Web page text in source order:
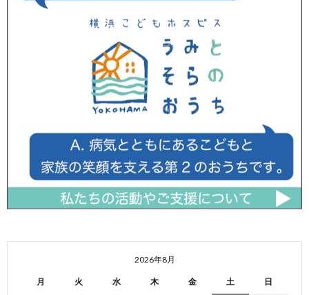
2026年8月
月 火 水 木 金 土 日